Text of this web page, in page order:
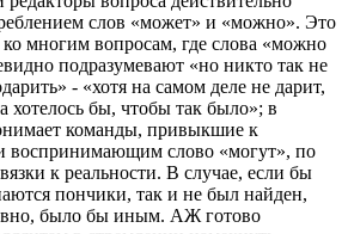
слов «может» и «можно». Это
многим вопросам, где слова «можно
подразумевают «но никто так не
- «хотя на самом деле не дарит,
хотелось бы, чтобы так было»; в
команды, привыкшие к
воспринимающим слово «могут», по
к реальности. В случае, если бы
пончики, так и не был найден,
было бы иным. АЖ готово